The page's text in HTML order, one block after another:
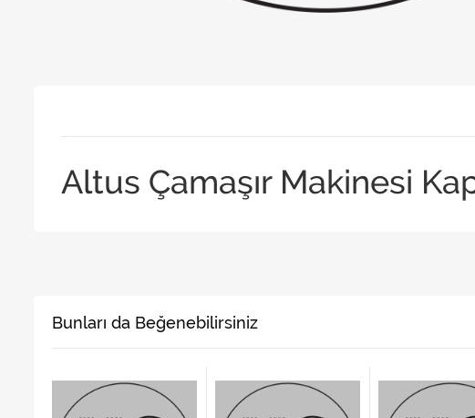
Altus Çamaşır Makinesi
Bunları da Beğenebilirsiniz